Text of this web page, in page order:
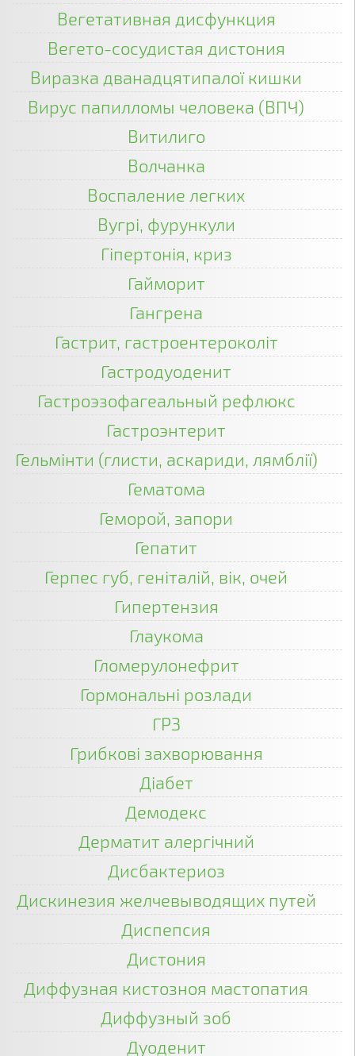
Вегетативная дисфункция
Вегето-сосудистая дистония
Виразка дванадцятипалої кишки
Вирус папилломы человека (ВПЧ)
Витилиго
Волчанка
Воспаление легких
Вугрі, фурункули
Гіпертонія, криз
Гайморит
Гангрена
Гастрит, гастроентероколіт
Гастродуоденит
Гастроэзофагеальный рефлюкс
Гастроэнтерит
Гельмінти (глисти, аскариди, лямблії)
Гематома
Геморой, запори
Гепатит
Герпес губ, геніталій, вік, очей
Гипертензия
Глаукома
Гломерулонефрит
Гормональні розлади
ГРЗ
Грибкові захворювання
Діабет
Демодекс
Дерматит алергічний
Дисбактериоз
Дискинезия желчевыводящих путей
Диспепсия
Дистония
Диффузная кистозноя мастопатия
Диффузный зоб
Дуоденит